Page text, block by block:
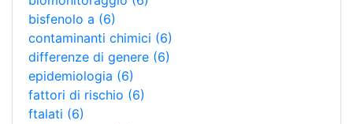
bisfenolo a (6)
contaminanti chimici (6)
differenze di genere (6)
epidemiologia (6)
fattori di rischio (6)
ftalati (6)